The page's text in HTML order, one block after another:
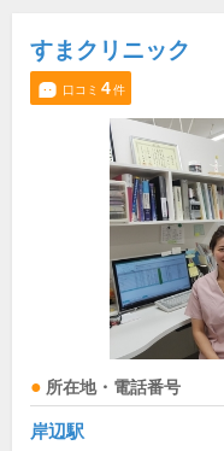
すまクリニック
口コミ 4件
所在地・電話番号
岸辺駅